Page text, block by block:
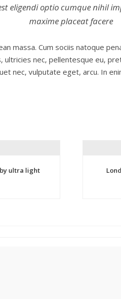
eligendi optio cumque nihil
maxime placeat facere
massa. Cum sociis natoque
ultricies nec, pellentesque eu,
nec, vulputate eget, arcu. In
ultra light